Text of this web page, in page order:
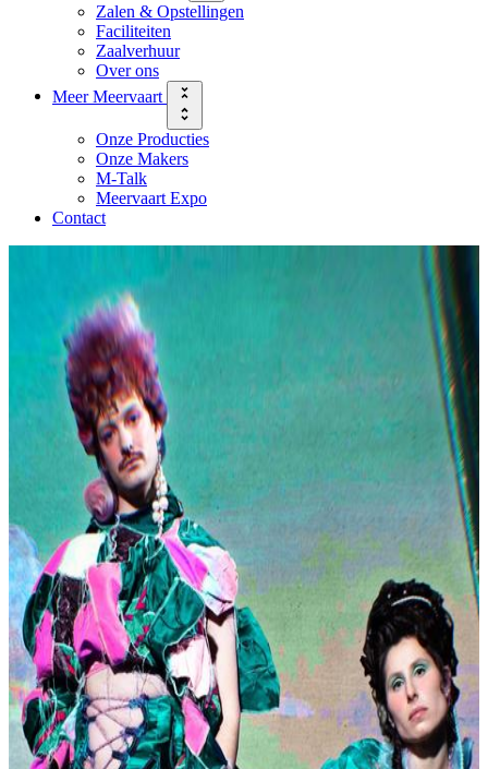
Zalen & Opstellingen
Faciliteiten
Zaalverhuur
Over ons
Meer Meervaart
Onze Producties
Onze Makers
M-Talk
Meervaart Expo
Contact